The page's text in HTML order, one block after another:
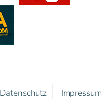
Datenschutz Impressum